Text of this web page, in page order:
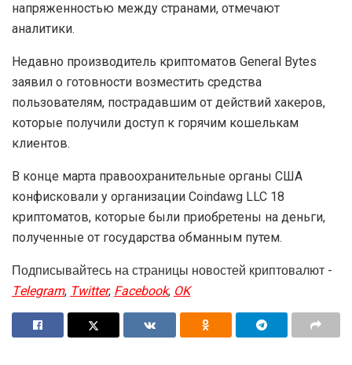
напряженностью между странами, отмечают
аналитики.
Недавно производитель криптоматов General Bytes
заявил о готовности возместить средства
пользователям, пострадавшим от действий хакеров,
которые получили доступ к горячим кошелькам
клиентов.
В конце марта правоохранительные органы США
конфисковали у организации Coindawg LLC 18
криптоматов, которые были приобретены на деньги,
полученные от государства обманным путем.
Подписывайтесь на страницы новостей криптовалют -
Telegram,Twitter,Facebook,OK